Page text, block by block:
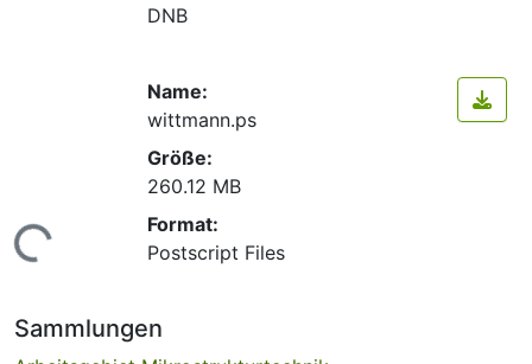
DNB
Name:
wittmann.ps
Größe:
260.12 MB
Format:
Postscript Files
Sammlungen